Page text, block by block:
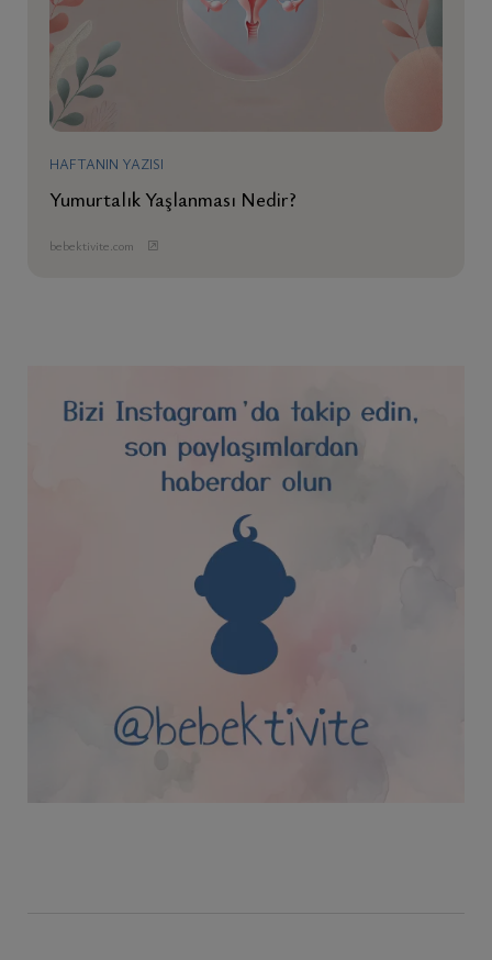
HAFTANIN YAZISI
Yumurtalık Yaşlanması Nedir?
bebektivite.com